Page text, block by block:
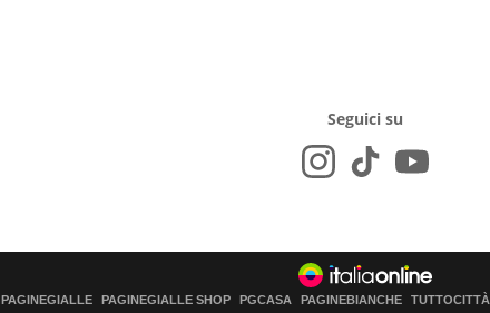
Seguici su
PAGINEGIALLE PAGINEGIALLE SHOP PGCASA PAGINEBIANCHE TUTTOCITTÀ